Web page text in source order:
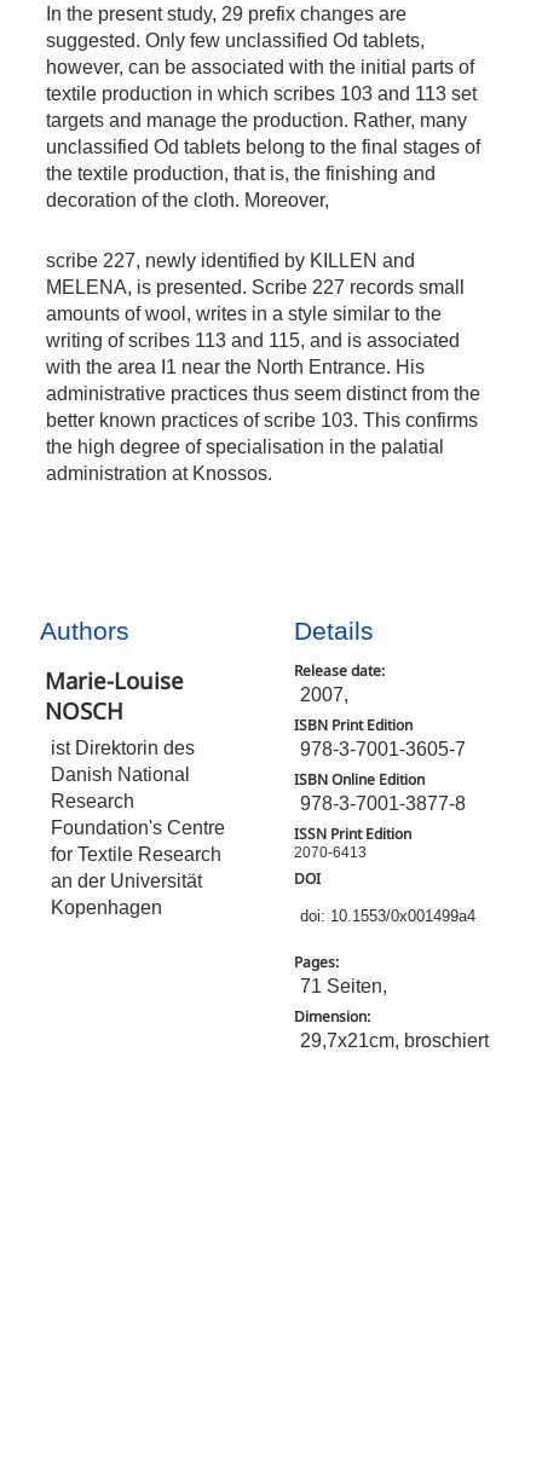
In the present study, 29 prefix changes are
suggested. Only few unclassified Od tablets,
however, can be associated with the initial parts of
textile production in which scribes 103 and 113 set
targets and manage the production. Rather, many
unclassified Od tablets belong to the final stages of
the textile production, that is, the finishing and
decoration of the cloth. Moreover,
scribe 227, newly identified by KILLEN and
MELENA, is presented. Scribe 227 records small
amounts of wool, writes in a style similar to the
writing of scribes 113 and 115, and is associated
with the area I1 near the North Entrance. His
administrative practices thus seem distinct from the
better known practices of scribe 103. This confirms
the high degree of specialisation in the palatial
administration at Knossos.
Authors
Marie-Louise
NOSCH
ist Direktorin des
Danish National
Research
Foundation's Centre
for Textile Research
an der Universität
Kopenhagen
Details
Release date:
2007,
ISBN Print Edition
978-3-7001-3605-7
ISBN Online Edition
978-3-7001-3877-8
ISSN Print Edition
2070-6413
DOI
doi: 10.1553/0x001499a4
Pages:
71 Seiten,
Dimension:
29,7x21cm, broschiert